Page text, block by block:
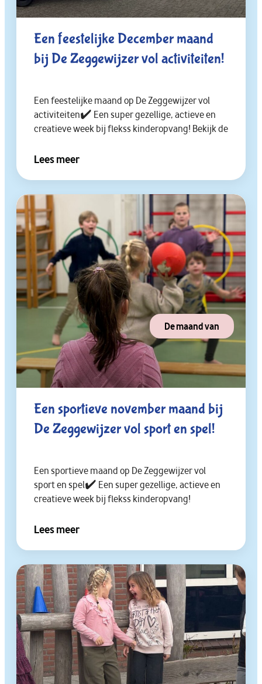
Een feestelijke December maand
bij De Zeggewijzer vol activiteiten!
Een feestelijke maand op De Zeggewijzer vol
activiteiten✔️ Een super gezellige, actieve en
creatieve week bij flekss kinderopvang! Bekijk de
Lees meer
De maand van
Een sportieve november maand bij
De Zeggewijzer vol sport en spel!
Een sportieve maand op De Zeggewijzer vol
sport en spel✔️ Een super gezellige, actieve en
creatieve week bij flekss kinderopvang!
Lees meer